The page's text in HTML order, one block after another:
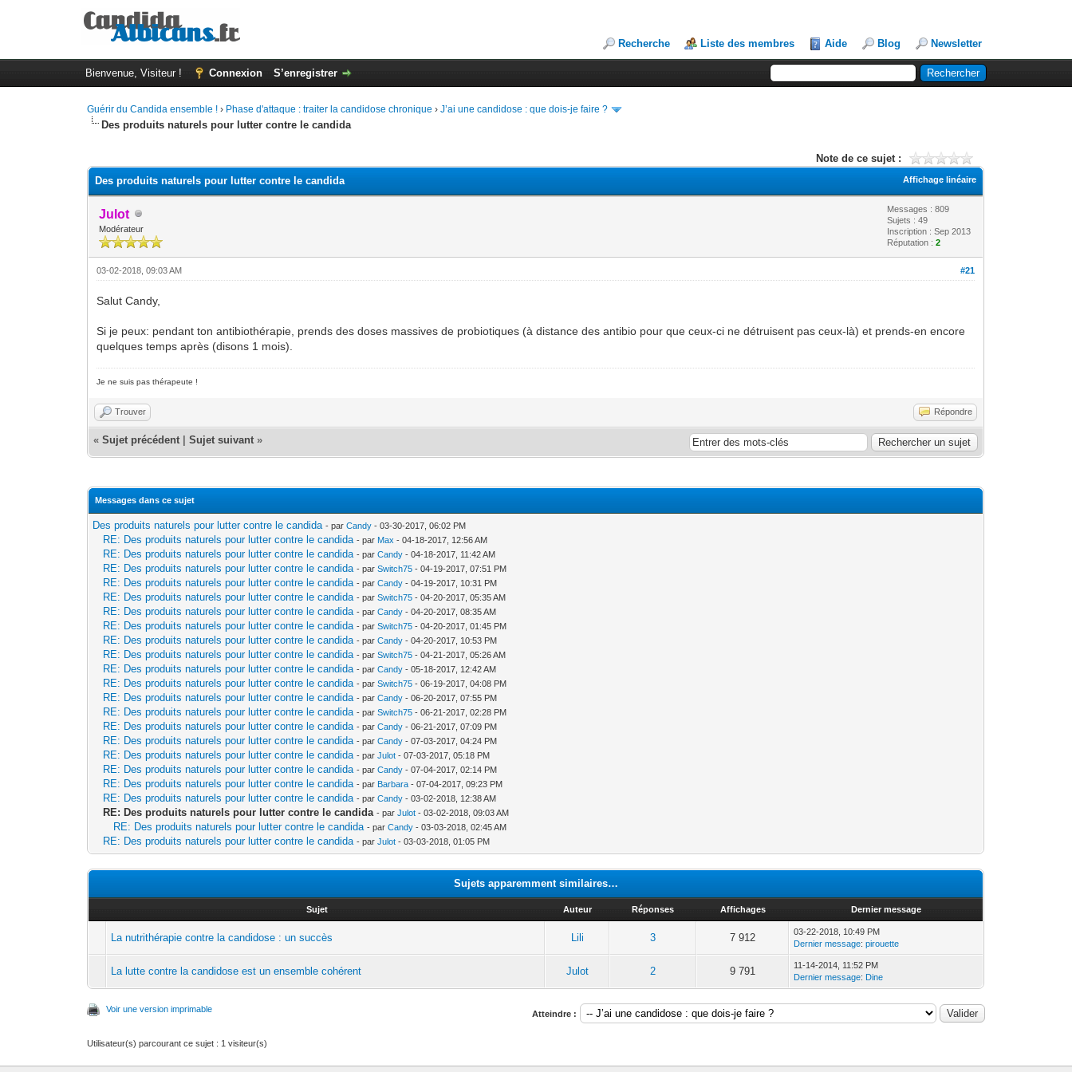
Recherche Liste des membres Aide Blog Newsletter
Bienvenue, Visiteur ! Connexion S’enregistrer
Guérir du Candida ensemble ! › Phase d'attaque : traiter la candidose chronique ›J’ai une candidose : que dois-je faire ?
Des produits naturels pour lutter contre le candida
Note de ce sujet :
Affichage linéaire
Des produits naturels pour lutter contre le candida
Julot
Modérateur
Messages : 809
Sujets : 49
Inscription : Sep 2013
Réputation :2
#21
03-02-2018, 09:03 AM
Salut Candy,
Si je peux: pendant ton antibiothérapie, prends des doses massives de probiotiques (à distance des antibio pour que ceux-ci ne détruisent pas ceux-là) et prends-en encore
quelques temps après (disons 1 mois).
Je ne suis pas thérapeute !
Trouver Répondre
«Sujet précédent |Sujet suivant »
Messages dans ce sujet
Des produits naturels pour lutter contre le candida - parCandy - 03-30-2017, 06:02 PM
RE: Des produits naturels pour lutter contre le candida - par Max - 04-18-2017, 12:56 AM
RE: Des produits naturels pour lutter contre le candida - parCandy - 04-18-2017, 11:42 AM
RE: Des produits naturels pour lutter contre le candida - parSwitch75 - 04-19-2017, 07:51 PM
RE: Des produits naturels pour lutter contre le candida - parCandy - 04-19-2017, 10:31 PM
RE: Des produits naturels pour lutter contre le candida - parSwitch75 - 04-20-2017, 05:35 AM
RE: Des produits naturels pour lutter contre le candida - parCandy - 04-20-2017, 08:35 AM
RE: Des produits naturels pour lutter contre le candida - parSwitch75 - 04-20-2017, 01:45 PM
RE: Des produits naturels pour lutter contre le candida - parCandy - 04-20-2017, 10:53 PM
RE: Des produits naturels pour lutter contre le candida - parSwitch75 - 04-21-2017, 05:26 AM
RE: Des produits naturels pour lutter contre le candida - parCandy - 05-18-2017, 12:42 AM
RE: Des produits naturels pour lutter contre le candida - parSwitch75 - 06-19-2017, 04:08 PM
RE: Des produits naturels pour lutter contre le candida - parCandy - 06-20-2017, 07:55 PM
RE: Des produits naturels pour lutter contre le candida - parSwitch75 - 06-21-2017, 02:28 PM
RE: Des produits naturels pour lutter contre le candida - parCandy - 06-21-2017, 07:09 PM
RE: Des produits naturels pour lutter contre le candida - parCandy - 07-03-2017, 04:24 PM
RE: Des produits naturels pour lutter contre le candida - parJulot - 07-03-2017, 05:18 PM
RE: Des produits naturels pour lutter contre le candida - parCandy - 07-04-2017, 02:14 PM
RE: Des produits naturels pour lutter contre le candida - par Barbara - 07-04-2017, 09:23 PM
RE: Des produits naturels pour lutter contre le candida - parCandy - 03-02-2018, 12:38 AM
RE: Des produits naturels pour lutter contre le candida - parJulot - 03-02-2018, 09:03 AM
RE: Des produits naturels pour lutter contre le candida - parCandy - 03-03-2018, 02:45 AM
RE: Des produits naturels pour lutter contre le candida - parJulot - 03-03-2018, 01:05 PM
Sujets apparemment similaires…
Sujet Auteur Réponses Affichages Dernier message
La nutrithérapie contre la candidose : un succès Lili 3 7 912
03-22-2018, 10:49 PM
Dernier message:pirouette
La lutte contre la candidose est un ensemble cohérent Julot 2 9 791
11-14-2014, 11:52 PM
Dernier message: Dine
Voir une version imprimable Atteindre :
Utilisateur(s) parcourant ce sujet : 1 visiteur(s)